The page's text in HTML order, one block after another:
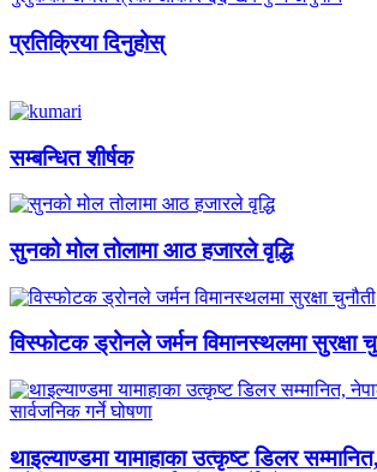
प्रतिक्रिया दिनुहोस्
सम्बन्धित शीर्षक
सुनको मोल तोलामा आठ हजारले वृद्धि
विस्फोटक ड्रोनले जर्मन विमानस्थलमा सुरक्षा
थाइल्याण्डमा यामाहाका उत्कृष्ट डिलर